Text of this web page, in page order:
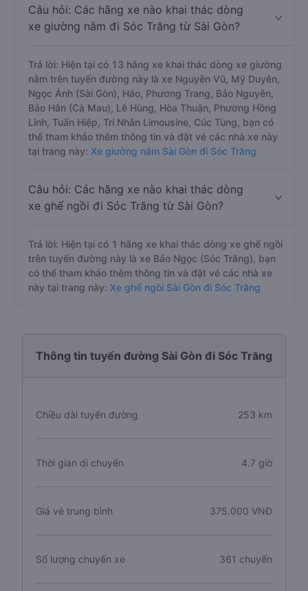
Câu hỏi: Các hãng xe nào khai thác dòng
xe giường nằm đi Sóc Trăng từ Sài Gòn?
Trả lời: Hiện tại có 13 hãng xe khai thác dòng xe giường
nằm trên tuyến đường này là xe Nguyên Vũ, Mỹ Duyên,
Ngọc Ánh (Sài Gòn), Hảo, Phương Trang, Bảo Nguyên,
Bảo Hân (Cà Mau), Lê Hùng, Hòa Thuận, Phương Hồng
Linh, Tuấn Hiệp, Trí Nhân Limousine, Cúc Tùng, bạn có
thể tham khảo thêm thông tin và đặt vé các nhà xe này
tại trang này: Xe giường nằm Sài Gòn đi Sóc Trăng
Câu hỏi: Các hãng xe nào khai thác dòng
xe ghế ngồi đi Sóc Trăng từ Sài Gòn?
Trả lời: Hiện tại có 1 hãng xe khai thác dòng xe ghế ngồi
trên tuyến đường này là xe Bảo Ngọc (Sóc Trăng), bạn
có thể tham khảo thêm thông tin và đặt vé các nhà xe
này tại trang này: Xe ghế ngồi Sài Gòn đi Sóc Trăng
Thông tin tuyến đường Sài Gòn đi Sóc Trăng
Chiều dài tuyến đường 253 km
Thời gian di chuyển 4.7 giờ
Giá vé trung bình 375.000 VNĐ
Số lượng chuyến xe 361 chuyến